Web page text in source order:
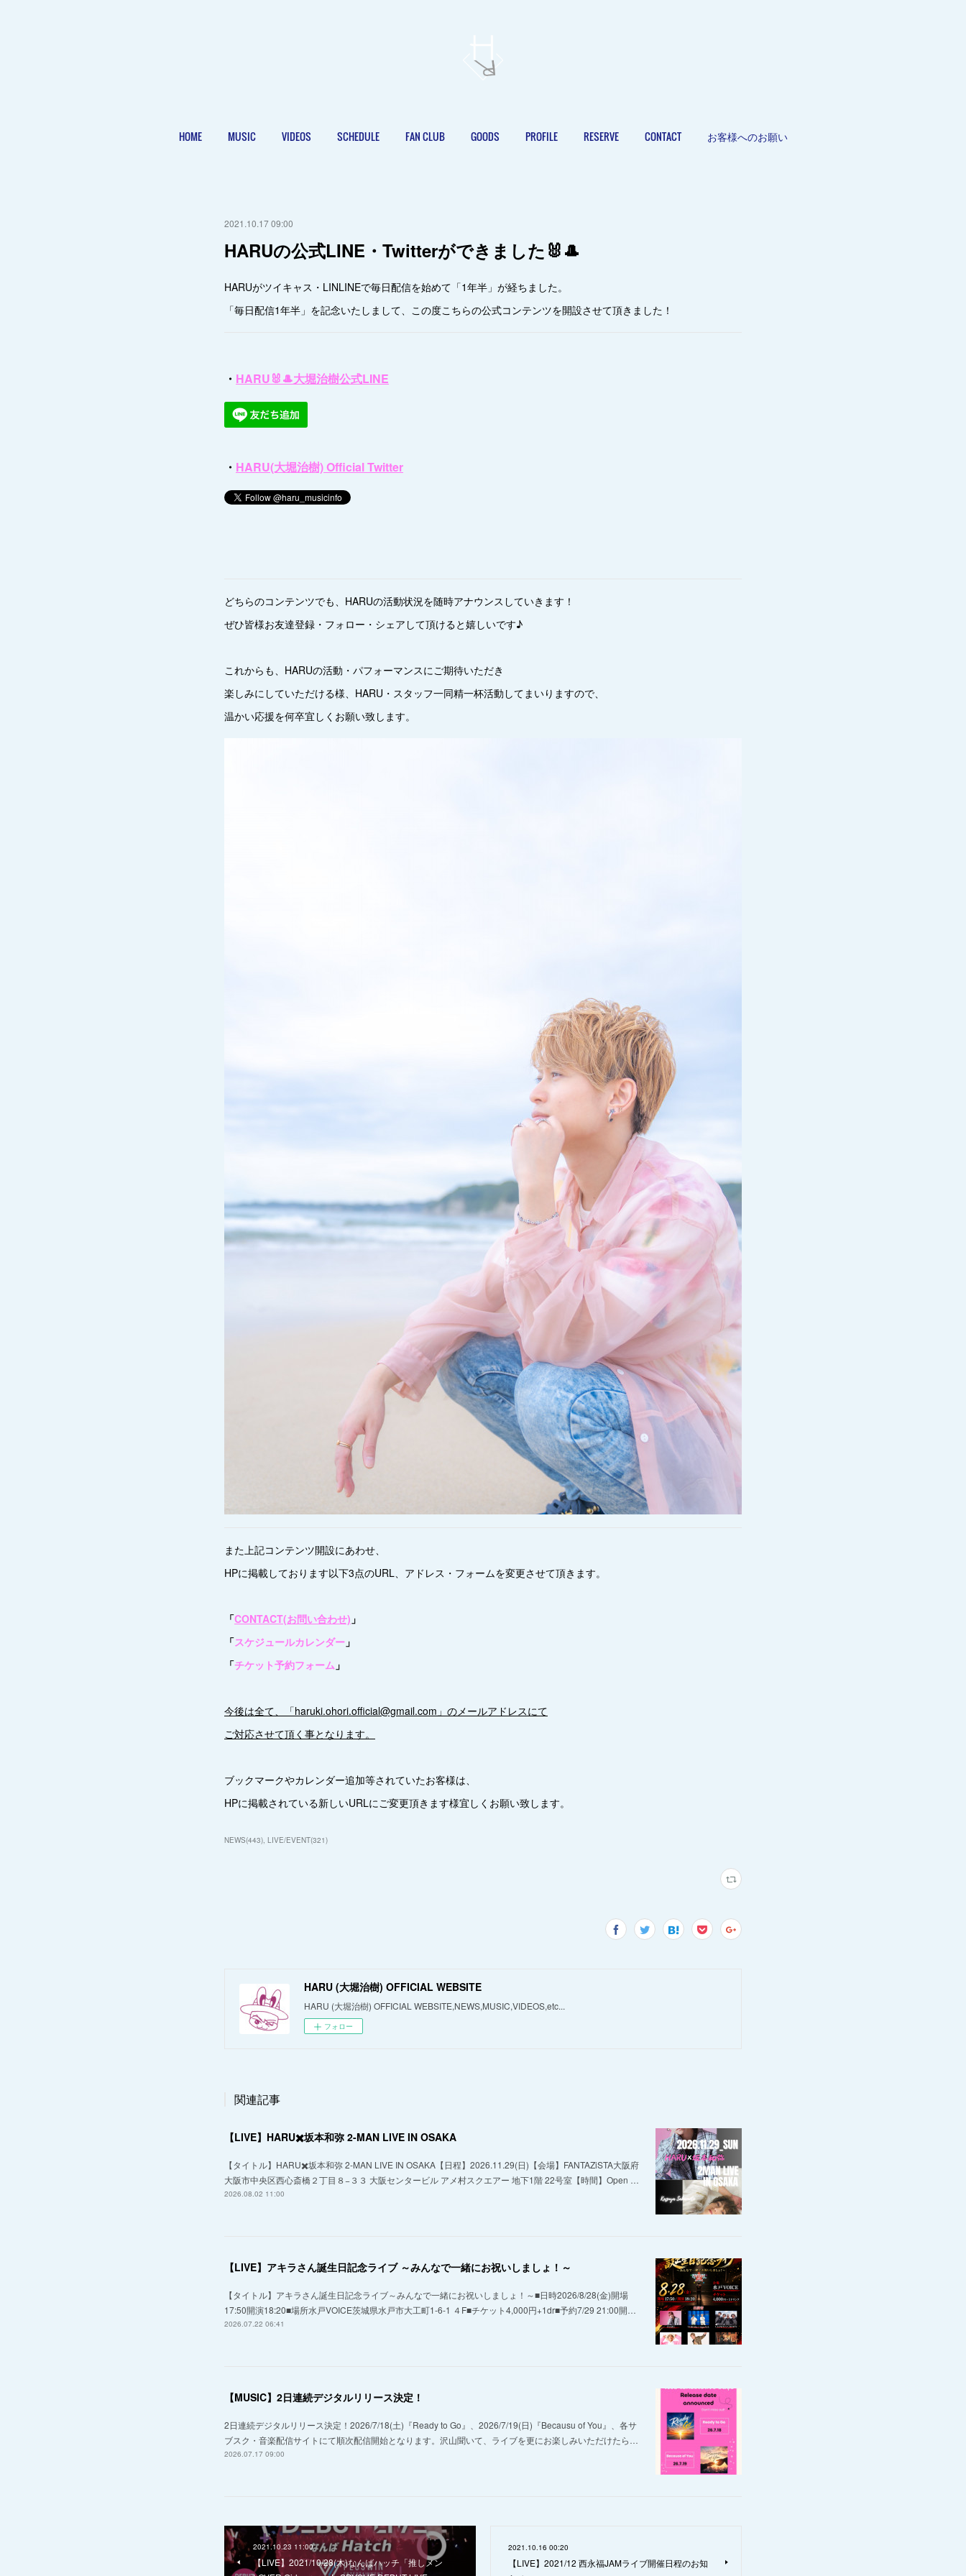
HOME MUSIC VIDEOS SCHEDULE FAN CLUB GOODS PROFILE RESERVE CONTACT お客様へのお願い
2021.10.17 09:00
HARUの公式LINE・Twitterができました🐰🎩
HARUがツイキャス・LINLINEで毎日配信を始めて「1年半」が経ちました。
「毎日配信1年半」を記念いたしまして、この度こちらの公式コンテンツを開設させて頂きました！
・ HARU🐰🎩大堀治樹公式LINE
・ HARU(大堀治樹) Official Twitter
どちらのコンテンツでも、HARUの活動状況を随時アナウンスしていきます！
ぜひ皆様お友達登録・フォロー・シェアして頂けると嬉しいです♪
これからも、HARUの活動・パフォーマンスにご期待いただき
楽しみにしていただける様、HARU・スタッフ一同精一杯活動してまいりますので、
温かい応援を何卒宜しくお願い致します。
また上記コンテンツ開設にあわせ、
HPに掲載しております以下3点のURL、アドレス・フォームを変更させて頂きます。
「CONTACT(お問い合わせ) 」
「スケジュールカレンダー 」
「チケット予約フォーム 」
今後は全て、「haruki.ohori.official@gmail.com」のメールアドレスにて
ご対応させて頂く事となります。
ブックマークやカレンダー追加等されていたお客様は、
HPに掲載されている新しいURLにご変更頂きます様宜しくお願い致します。
NEWS(443) LIVE/EVENT(321)
HARU (大堀治樹) OFFICIAL WEBSITE
HARU (大堀治樹) OFFICIAL WEBSITE,NEWS,MUSIC,VIDEOS,etc...
フォロー
関連記事
【LIVE】HARU✖️坂本和弥 2-MAN LIVE IN OSAKA
【タイトル】HARU✖️坂本和弥 2-MAN LIVE IN OSAKA【日程】2026.11.29(日)【会場】FANTAZiSTA大阪府
大阪市中央区西心斎橋２丁目８−３３ 大阪センタービル アメ村スクエアー 地下1階 22号室【時間】Open …
2026.08.02 11:00
【LIVE】アキラさん誕生日記念ライブ ～みんなで一緒にお祝いしましょ！～
【タイトル】アキラさん誕生日記念ライブ～みんなで一緒にお祝いしましょ！～■日時2026/8/28(金)開場
17:50開演18:20■場所水戸VOICE茨城県水戸市大工町1-6-1 ４F■チケット4,000円+1dr■予約7/29 21:00開…
2026.07.22 06:41
【MUSIC】2日連続デジタルリリース決定！
2日連続デジタルリリース決定！2026/7/18(土)『Ready to Go』、2026/7/19(日)『Becausu of You』、各サ
ブスク・音楽配信サイトにて順次配信開始となります。沢山聞いて、ライブを更にお楽しみいただけたら…
2026.07.17 09:00
2021.10.23 11:00
【LIVE】2021/10/28(木)なんばハッチ「推しメン
2021.10.16 00:20
【LIVE】2021/12 西永福JAMライブ開催日程のお知